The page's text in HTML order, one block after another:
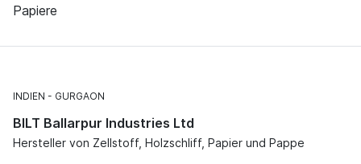
Papiere
INDIEN GURGAON
BILT Ballarpur Industries Ltd
Hersteller von Zellstoff, Holzschliff, Papier und Pappe